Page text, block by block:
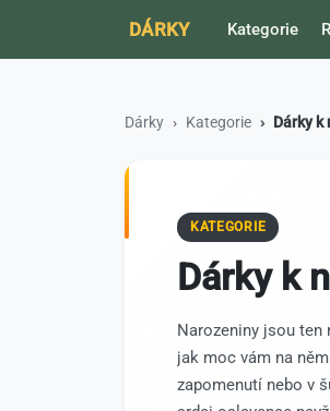
DÁRKY Kategorie
Dárky Kategorie Dárky k
KATEGORIE
Dárky k
Narozeniny jsou ten
jak moc vám na
zapomenutí nebo v